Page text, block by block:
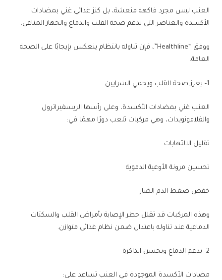
العنب ليس مجرد فاكهة منعشة، بل كنز غذائي غني بمضادات
الأكسدة والعناصر التي تدعم صحة القلب والدماغ والجهاز المناعي.
ووفق “Healthline”، فإن تناوله بانتظام ينعكس بإيجابًا على الصحة
العامة.
1- يعزز صحة القلب ويحمي الشرايين
العنب غني بمضادات الأكسدة، وعلى رأسها الريسفيراترول
والفلافونويدات، وهي مركبات تلعب دورًا مهمًا في:
تقليل الالتهابات
تحسين مرونة الأوعية الدموية
خفض ضغط الدم الضار
وهذه المركبات قد تقلل خطر الإصابة بأمراض القلب والسكتات
الدماغية عند تناوله باعتدال ضمن نظام غذائي متوازن.
2- يدعم الدماغ ويحسن الذاكرة
مضادات الأكسدة الموجودة في العنب تساعد على: